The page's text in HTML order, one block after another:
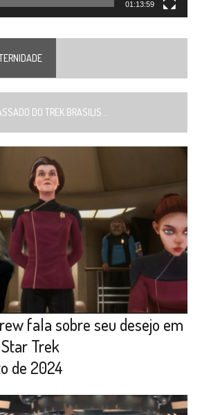
01:13:59
DO TREK BRASILIS...
fala sobre seu desejo em
Trek
de 2024